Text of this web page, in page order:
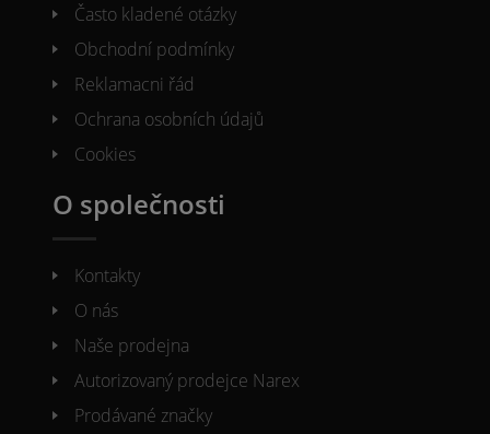
Často kladené otázky
Obchodní podmínky
Reklamacni řád
Ochrana osobních údajů
Cookies
O společnosti
Kontakty
O nás
Naše prodejna
Autorizovaný prodejce Narex
Prodávané značky